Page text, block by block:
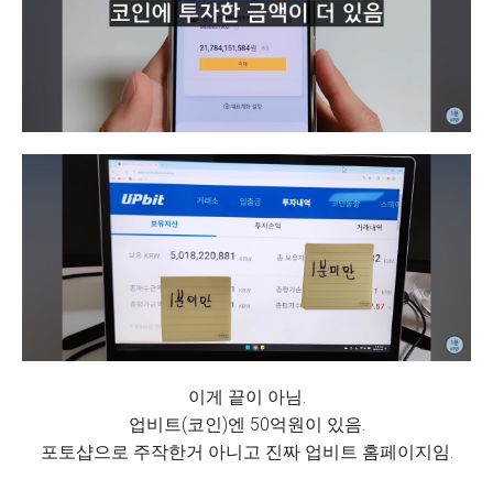
이게 끝이 아님.
업비트(코인)엔 50억원이 있음.
포토샵으로 주작한거 아니고 진짜 업비트 홈페이지임.